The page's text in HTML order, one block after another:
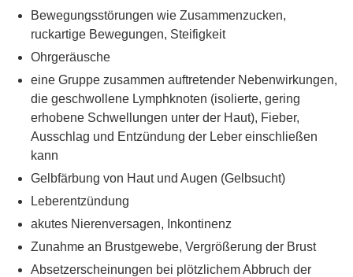
Bewegungsstörungen wie Zusammenzucken,
ruckartige Bewegungen, Steifigkeit
Ohrgeräusche
eine Gruppe zusammen auftretender Nebenwirkungen,
die geschwollene Lymphknoten (isolierte, gering
erhobene Schwellungen unter der Haut), Fieber,
Ausschlag und Entzündung der Leber einschließen
kann
Gelbfärbung von Haut und Augen (Gelbsucht)
Leberentzündung
akutes Nierenversagen, Inkontinenz
Zunahme an Brustgewebe, Vergrößerung der Brust
Absetzerscheinungen bei plötzlichem Abbruch der